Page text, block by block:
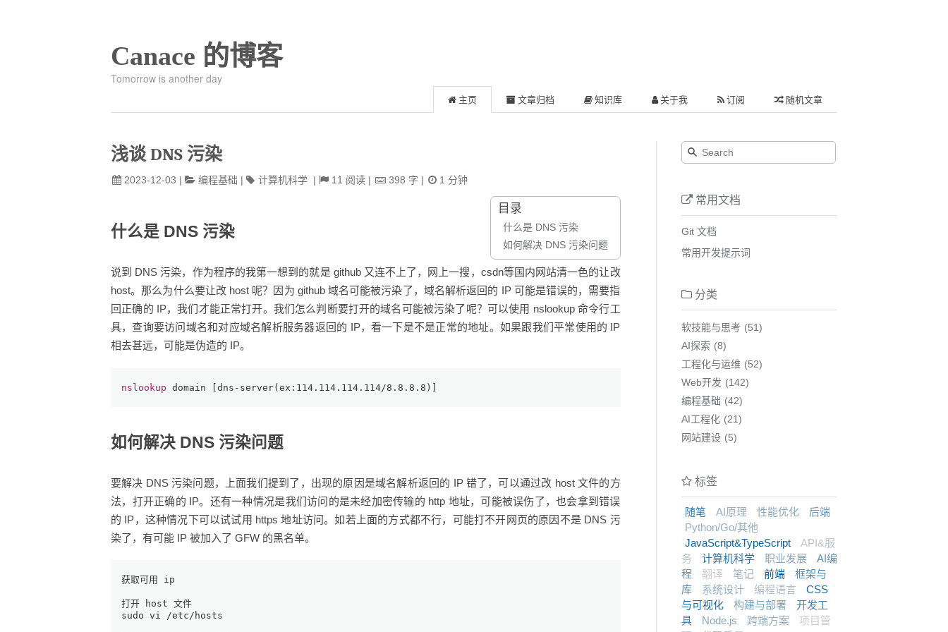
Canace 的博客
Tomorrow is another day
主页 文章归档 知识库 关于我 订阅 随机文章
浅谈 DNS 污染
2023-12-03 | 编程基础 | 计算机科学 | 11 阅读 | 398 字 | 1 分钟
目录
什么是 DNS 污染
如何解决 DNS 污染问题
什么是 DNS 污染
说到 DNS 污染，作为程序的我第一想到的就是 github 又连不上了，网上一搜，csdn等国内网站清一色的让改
host。那么为什么要让改 host 呢？因为 github 域名可能被污染了，域名解析返回的 IP 可能是错误的，需要指
回正确的 IP，我们才能正常打开。我们怎么判断要打开的域名可能被污染了呢？可以使用 nslookup 命令行工
具，查询要访问域名和对应域名解析服务器返回的 IP，看一下是不是正常的地址。如果跟我们平常使用的 IP
相去甚远，可能是伪造的 IP。
nslookup domain [dns-server(ex: 114.114.114.114/8.8.8.8 )]
如何解决 DNS 污染问题
要解决 DNS 污染问题，上面我们提到了，出现的原因是域名解析返回的 IP 错了，可以通过改 host 文件的方
法，打开正确的 IP。还有一种情况是我们访问的是未经加密传输的 http 地址，可能被误伤了，也会拿到错误
的 IP，这种情况下可以试试用 https 地址访问。如若上面的方式都不行，可能打不开网页的原因不是 DNS 污
染了，有可能 IP 被加入了 GFW 的黑名单。
获取可用 ip
打开 host 文件
sudo vi /etc/hosts
常用文档
Git 文档
常用开发提示词
分类
软技能与思考
51
AI探索
8
工程化与运维
52
Web开发
142
编程基础
42
AI工程化
21
网站建设
5
标签
随笔 AI原理 性能优化
后端
Python/Go/其他
JavaScript&TypeScript
API&服
务
计算机科学 职业发展
AI编
程
翻译 笔记 前端
框架与
库
系统设计 编程语言
CSS
与可视化
构建与部署
开发工
具
Node.js 跨端方案
项目管